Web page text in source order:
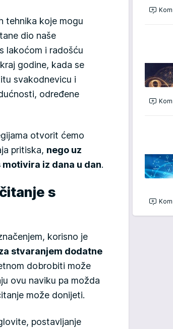
tehnika koje mogu
dio naše
lakoćom i radošću
godine, kada se
svakodnevicu i
određene
otvorit ćemo
pritiska, nego uz
iz dana u dan.
s
korisno je
stvaranjem dodatne
dobrobiti može
ovu naviku pa možda
može donijeti.
postavljanje